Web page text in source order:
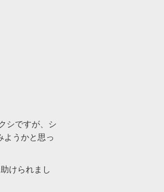
シですが、シ
ようかと思っ
けられまし